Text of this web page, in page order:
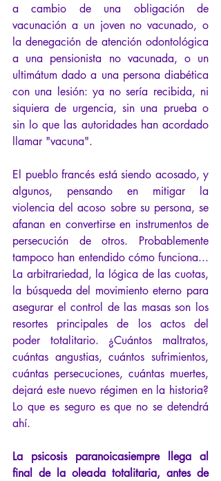
a cambio de una obligación de
vacunación a un joven no vacunado, o
la denegación de atención odontológica
a una pensionista no vacunada, o un
ultimátum dado a una persona diabética
con una lesión: ya no sería recibida, ni
siquiera de urgencia, sin una prueba o
sin lo que las autoridades han acordado
llamar "vacuna".
El pueblo francés está siendo acosado, y
algunos, pensando en mitigar la
violencia del acoso sobre su persona, se
afanan en convertirse en instrumentos de
persecución de otros. Probablemente
tampoco han entendido cómo funciona...
La arbitrariedad, la lógica de las cuotas,
la búsqueda del movimiento eterno para
asegurar el control de las masas son los
resortes principales de los actos del
poder totalitario. ¿Cuántos maltratos,
cuántas angustias, cuántos sufrimientos,
cuántas persecuciones, cuántas muertes,
dejará este nuevo régimen en la historia?
Lo que es seguro es que no se detendrá
ahí.
La psicosis paranoicasiempre llega al
final de la oleada totalitaria, antes de